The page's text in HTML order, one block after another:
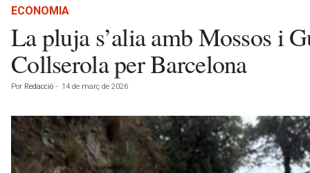
ECONOMIA
La pluja s’alia amb Mossos i
Collserola per Barcelona
Por Redacció - 14 de març de 2026